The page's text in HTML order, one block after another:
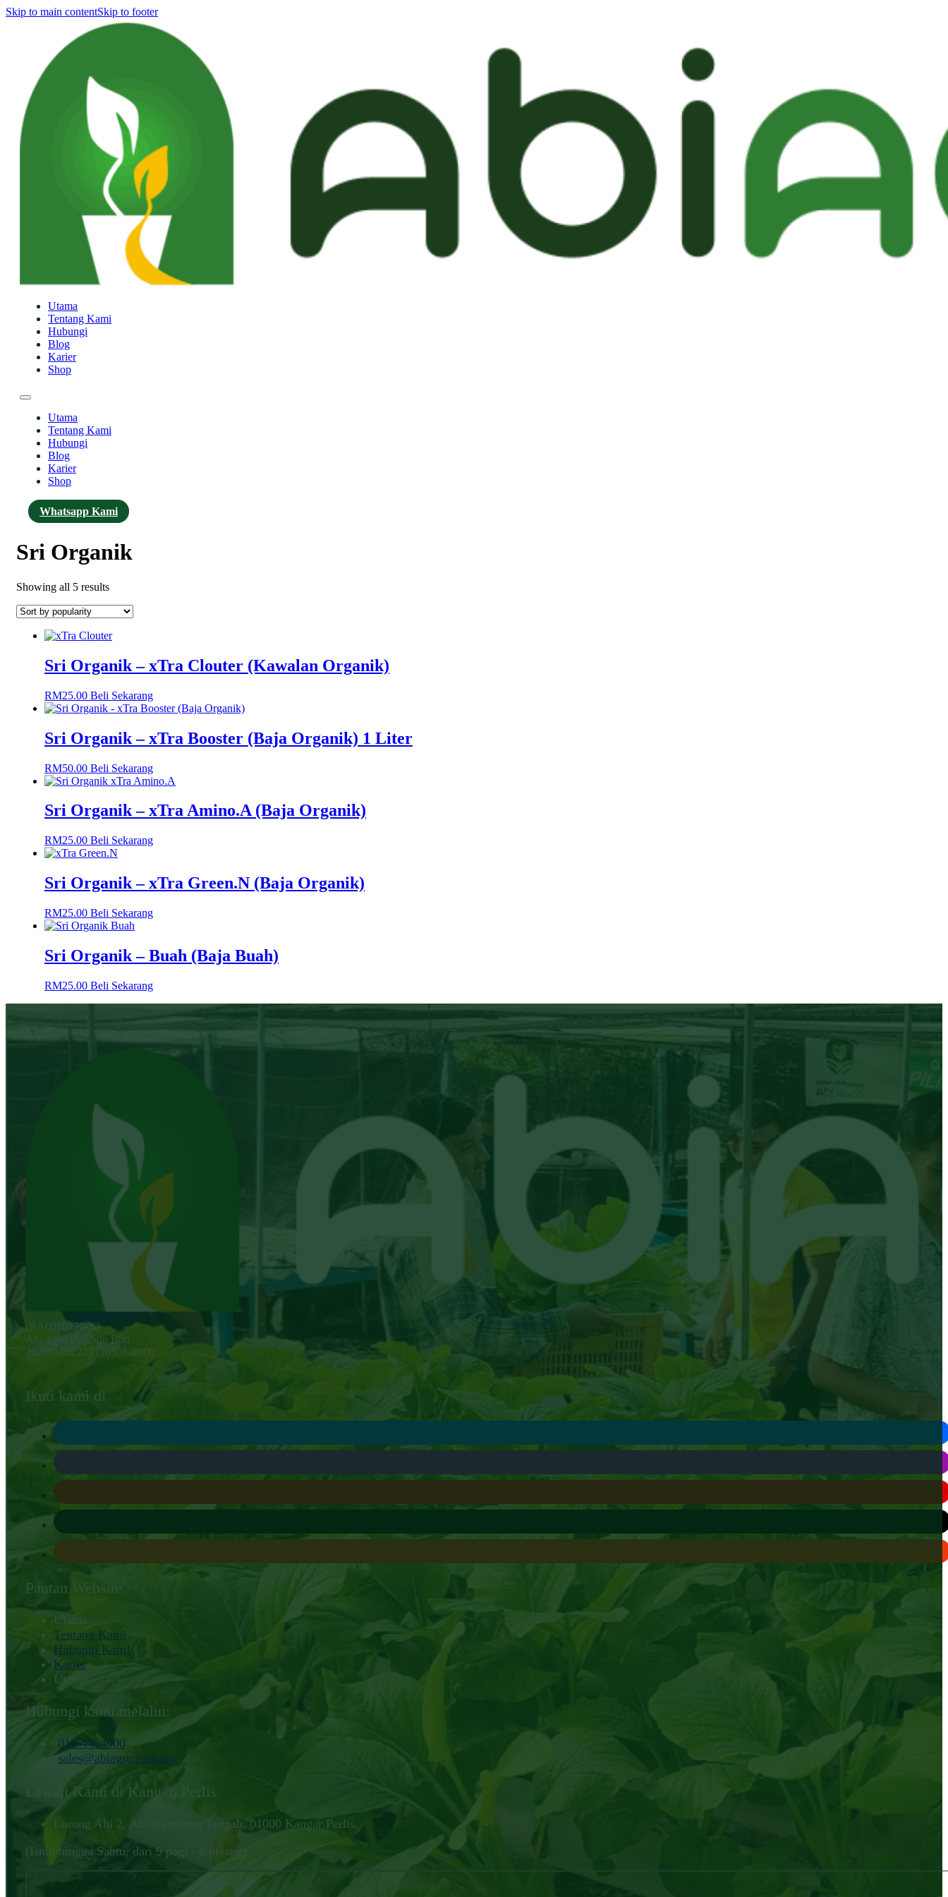
Skip to main contentSkip to footer
Utama
Tentang Kami
Hubungi
Blog
Karier
Shop
Utama
Tentang Kami
Hubungi
Blog
Karier
Shop
Whatsapp Kami
Sri Organik
Showing all 5 resultsSorted
popularity
Sri Organik – xTra Clouter (Kawalan Organik)
RM25.00 Beli Sekarang
Sri Organik – xTra Booster (Baja Organik) 1 Liter
RM50.00 Beli Sekarang
Sri Organik – xTra Amino.A (Baja Organik)
RM25.00 Beli Sekarang
Sri Organik – xTra Green.N (Baja Organik)
RM25.00 Beli Sekarang
Sri Organik – Buah (Baja Buah)
RM25.00 Beli Sekarang
(RA0010770-X)
Abi Agro (M) Sdn Bhd
202501052223 (1653630-D)
Ikuti kami di
Pautan Website
Utama
Tentang Kami
Hubungi KamI
Karier
Utama
Hubungi kami melalui:
010-4454000‬
sales@abiagro.com.my
Lawati Kami di Kangar, Perlis
Lorong Abi 2, Abi Kampung Tengah, 01000 Kangar Perlis.
(Isnin hingga Sabtu, dari 9 pagi - 6 petang)